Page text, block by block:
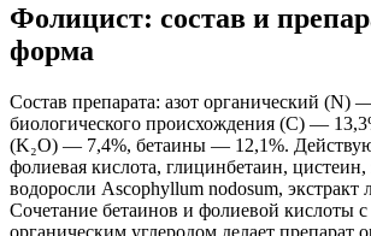
Фолицист: состав и
форма
Состав препарата: азот органический (N)
биологического происхождения (C) —
(K₂O) — 7,4%, бетаины — 12,1%.
фолиевая кислота, глицинбетаин, цистеин,
водоросли Ascophyllum nodosum,
Сочетание бетаинов и фолиевой кислоты
органическим углеродом делает препарат